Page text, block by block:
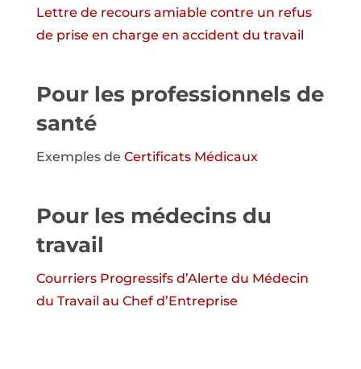
Lettre de recours amiable contre un refus
de prise en charge en accident du travail
Pour les professionnels de
santé
Exemples de Certificats Médicaux
Pour les médecins du
travail
Courriers Progressifs d’Alerte du Médecin
du Travail au Chef d’Entreprise